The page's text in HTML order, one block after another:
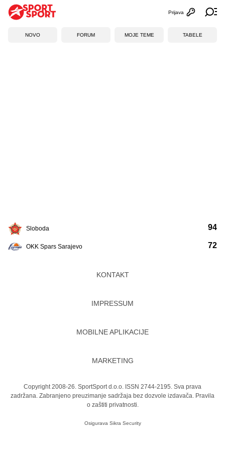
Otvori
Prijava
NOVO FORUM MOJE TEME TABELE
Sloboda
OKK Spars Sarajevo
94
72
KONTAKT
IMPRESSUM
MOBILNE APLIKACIJE
MARKETING
Copyright 2008-26. SportSport d.o.o. ISSN 2744-2195. Sva prava
zadržana. Zabranjeno preuzimanje sadržaja bez dozvole izdavača. Pravila
o zaštiti privatnosti.
Osigurava Sikra Security